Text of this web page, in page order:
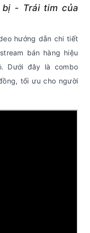
- Trái tim của
hướng dẫn chi tiết
bán hàng hiệu
Dưới đây là combo
tối ưu cho người